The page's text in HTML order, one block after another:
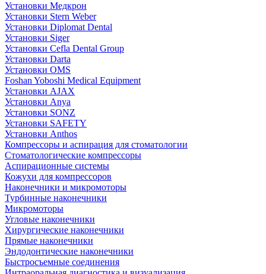
Установки Медкрон
Установки Stern Weber
Установки Diplomat Dental
Установки Siger
Установки Cefla Dental Group
Установки Darta
Установки OMS
Foshan Yoboshi Medical Equipment
Установки AJAX
Установки Anya
Установки SONZ
Установки SAFETY
Установки Anthos
Компрессоры и аспирация для стоматологии
Стоматологические компрессоры
Аспирационные системы
Кожухи для компрессоров
Наконечники и микромоторы
Турбинные наконечники
Микромоторы
Угловые наконечники
Хирургические наконечники
Прямые наконечники
Эндодонтические наконечники
Быстросъемные соединения